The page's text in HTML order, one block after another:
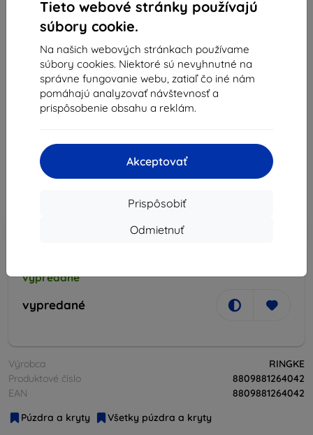
Tieto webové stránky používajú
súbory cookie.
Na našich webových stránkach používame
súbory cookies. Niektoré sú nevyhnutné na
správne fungovanie webu, zatiaľ čo iné nám
pomáhajú analyzovať návštevnosť a
prispôsobenie obsahu a reklám.
Akceptovať
Prispôsobiť
Odmietnuť
Kryt RINGKE FUSION BUMPER IPHONE 14 CLEAR
(8809881264042)
Vhodné pre: Apple iPhone 14
15,28 €
13,75 €
Zľava s kupónomEXTRA10
vypredané
vypredané
Výrobca
RINGKE
Produktové číslo
8809881264042
EAN
8809881264042
Púzdra a kryty
Všetky púzdra a kryty